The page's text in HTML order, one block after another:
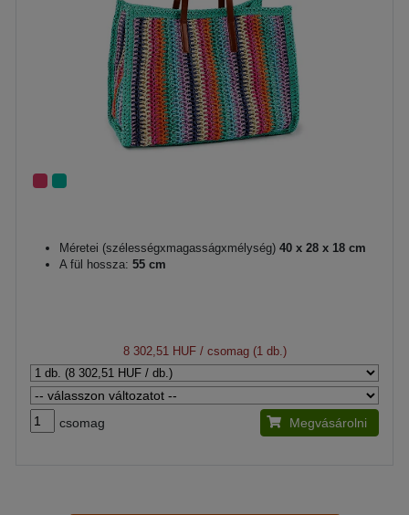
Méretei (szélességxmagasságxmélység) 40 x 28 x 18 cm
A fül hossza: 55 cm
8 302,51 HUF/ csomag (1 db.)
csomag Megvásárolni